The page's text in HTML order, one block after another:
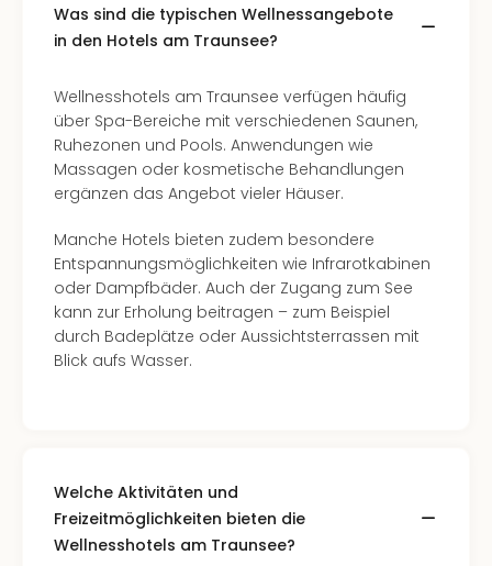
Was sind die typischen Wellnessangebote
in den Hotels am Traunsee?
Wellnesshotels am Traunsee verfügen häufig
über Spa-Bereiche mit verschiedenen Saunen,
Ruhezonen und Pools. Anwendungen wie
Massagen oder kosmetische Behandlungen
ergänzen das Angebot vieler Häuser.
Manche Hotels bieten zudem besondere
Entspannungsmöglichkeiten wie Infrarotkabinen
oder Dampfbäder. Auch der Zugang zum See
kann zur Erholung beitragen – zum Beispiel
durch Badeplätze oder Aussichtsterrassen mit
Blick aufs Wasser.
Welche Aktivitäten und
Freizeitmöglichkeiten bieten die
Wellnesshotels am Traunsee?